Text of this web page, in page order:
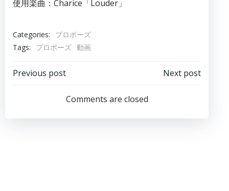
使用楽曲：Charice「Louder」
Categories:
プロポーズ
Tags:
プロポーズ 動画
投
ナ
Previous post
稿
ナ
Next post
Comments are closed